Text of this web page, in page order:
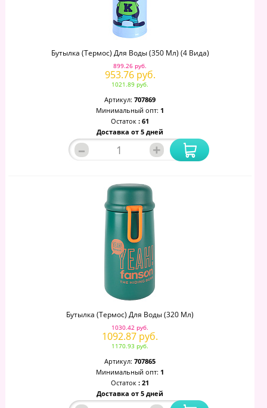
Бутылка (термос) Для Воды (350 Мл) (4 Вида)
899.26 руб.
953.76 руб.
1021.89 руб.
Артикул: 707869
Минимальный опт: 1
Остаток : 61
Доставка от 5 дней
– +
Бутылка (термос) Для Воды (320 Мл)
1030.42 руб.
1092.87 руб.
1170.93 руб.
Артикул: 707865
Минимальный опт: 1
Остаток : 21
Доставка от 5 дней